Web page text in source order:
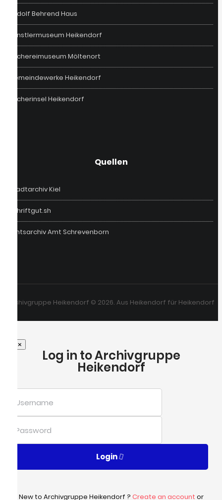
Rudolf Behrend Haus
Künstlermuseum Heikendorf
Fischereimuseum Möltenort
Gemeindewerke Heikendorf
Bücherinsel Heikendorf
Quellen
Stadtarchiv Kiel
Schriftgut.sh
Amtsarchiv Amt Schrevenborn
Archivgruppe Heikendorf © 2026. Aus Heikendorf für Heikendorf
×
Log in to Archivgruppe
Heikendorf
Login
New to Archivgruppe Heikendorf ? Create an account or